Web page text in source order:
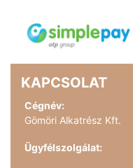
KAPCSOLAT
Cégnév:
Gömöri Alkatrész Kft.
Ügyfélszolgálat: